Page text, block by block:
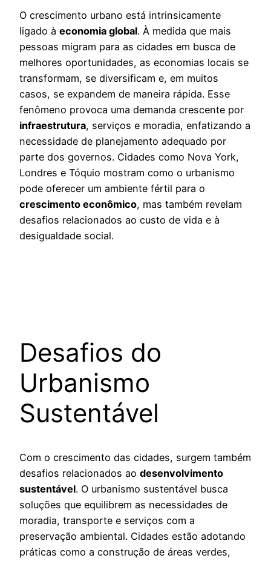
O crescimento urbano está intrinsicamente
ligado à economia global. À medida que mais
pessoas migram para as cidades em busca de
melhores oportunidades, as economias locais se
transformam, se diversificam e, em muitos
casos, se expandem de maneira rápida. Esse
fenômeno provoca uma demanda crescente por
infraestrutura, serviços e moradia, enfatizando a
necessidade de planejamento adequado por
parte dos governos. Cidades como Nova York,
Londres e Tóquio mostram como o urbanismo
pode oferecer um ambiente fértil para o
crescimento econômico, mas também revelam
desafios relacionados ao custo de vida e à
desigualdade social.
Desafios do
Urbanismo
Sustentável
Com o crescimento das cidades, surgem também
desafios relacionados ao desenvolvimento
sustentável. O urbanismo sustentável busca
soluções que equilibrem as necessidades de
moradia, transporte e serviços com a
preservação ambiental. Cidades estão adotando
práticas como a construção de áreas verdes,